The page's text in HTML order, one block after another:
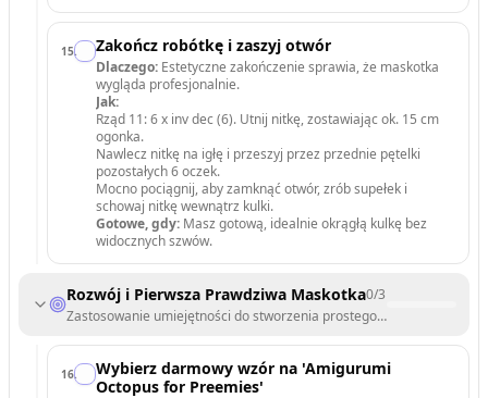
15. Zakończ robótkę i zaszyj otwór
Dlaczego: Estetyczne zakończenie sprawia, że maskotka
wygląda profesjonalnie.
Jak:
Rząd 11: 6 x inv dec (6). Utnij nitkę, zostawiając ok. 15 cm
ogonka.
Nawlecz nitkę na igłę i przeszyj przez przednie pętelki
pozostałych 6 oczek.
Mocno pociągnij, aby zamknąć otwór, zrób supełek i
schowaj nitkę wewnątrz kulki.
Gotowe, gdy: Masz gotową, idealnie okrągłą kulkę bez
widocznych szwów.
Rozwój i Pierwsza Prawdziwa Maskotka0/3
Zastosowanie umiejętności do stworzenia prostego zwierzątka (np.
16.
Wybierz darmowy wzór na 'Amigurumi
Octopus for Preemies'